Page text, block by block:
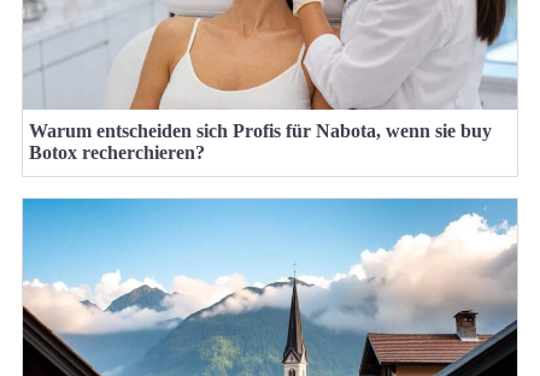
Warum entscheiden sich Profis für Nabota, wenn sie buy
Botox recherchieren?